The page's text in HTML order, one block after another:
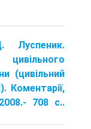
Луспеник.
(цивільний
Коментарії,
708 с..